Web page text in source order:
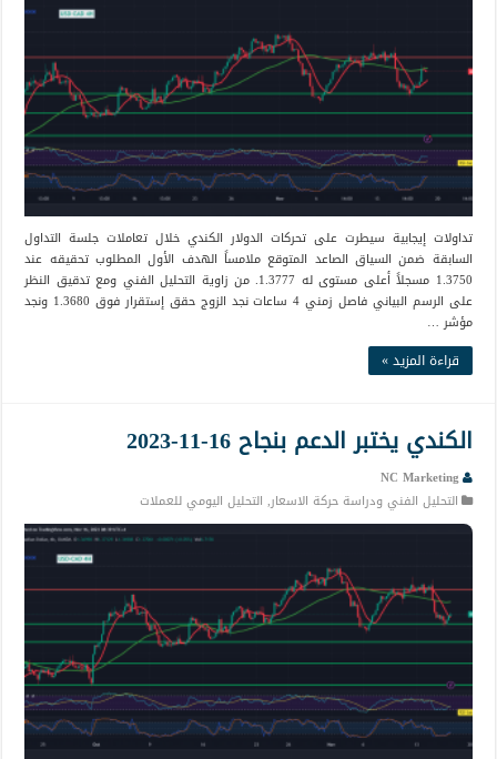
تداولات إيجابية سيطرت على تحركات الدولار الكندي خلال تعاملات جلسة التداول
السابقة ضمن السياق الصاعد المتوقع ملامساً الهدف الأول المطلوب تحقيقه عند
1.3750 مسجلاً أعلى مستوى له 1.3777. من زاوية التحليل الفني ومع تدقيق النظر
على الرسم البياني فاصل زمني 4 ساعات نجد الزوج حقق إستقرار فوق 1.3680 ونجد
مؤشر …
قراءة المزيد »
الكندي يختبر الدعم بنجاح 16-11-2023
NC Marketing
التحليل الفني ودراسة حركة الاسعار, التحليل اليومي للعملات